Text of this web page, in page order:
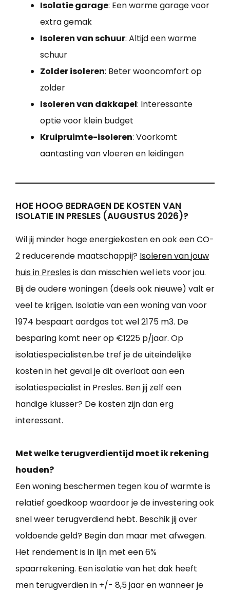
Isolatie garage: Een warme garage voor
extra gemak
Isoleren van schuur: Altijd een warme
schuur
Zolder isoleren: Beter wooncomfort op
zolder
Isoleren van dakkapel: Interessante
optie voor klein budget
Kruipruimte-isoleren: Voorkomt
aantasting van vloeren en leidingen
HOE HOOG BEDRAGEN DE KOSTEN VAN
ISOLATIE IN PRESLES (AUGUSTUS 2026)?
Wil jij minder hoge energiekosten en ook een CO-
2 reducerende maatschappij? Isoleren van jouw
huis in Preslesis dan misschien wel iets voor jou.
Bij de oudere woningen (deels ook nieuwe) valt er
veel te krijgen. Isolatie van een woning van voor
1974 bespaart aardgas tot wel 2175 m3. De
besparing komt neer op €1225 p/jaar. Op
isolatiespecialisten.be tref je de uiteindelijke
kosten in het geval je dit overlaat aan een
isolatiespecialist in Presles. Ben jij zelf een
handige klusser? De kosten zijn dan erg
interessant.
Met welke terugverdientijd moet ik rekening
houden?
Een woning beschermen tegen kou of warmte is
relatief goedkoop waardoor je de investering ook
snel weer terugverdiend hebt. Beschik jij over
voldoende geld? Begin dan maar met afwegen.
Het rendement is in lijn met een 6%
spaarrekening. Een isolatie van het dak heeft
men terugverdien in +/- 8,5 jaar en wanneer je